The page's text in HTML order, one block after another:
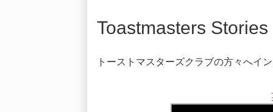
Toastmasters Stories
トーストマスターズクラブの方々へイ